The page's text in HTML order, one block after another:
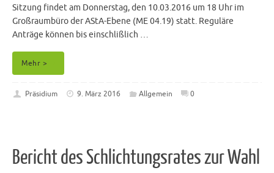
Sitzung findet am Donnerstag, den 10.03.2016 um 18 Uhr im
Großraumbüro der AStA-Ebene (ME 04.19) statt. Reguläre
Anträge können bis einschlißlich …
Mehr >
Präsidium 9. März 2016 Allgemein 0
Bericht des Schlichtungsrates zur Wahl